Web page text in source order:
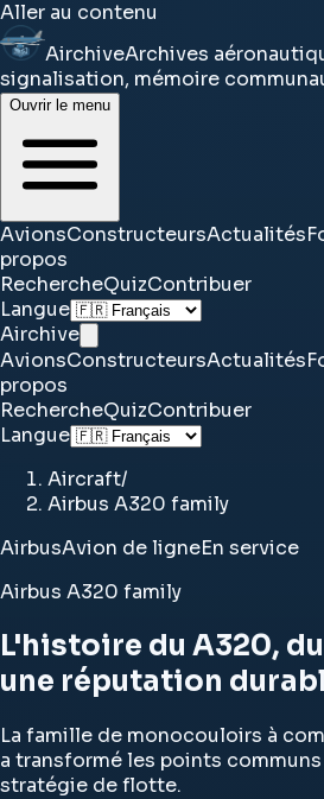
Aller au contenu
AirchiveArchives
signalisation, mémoire
Ouvrir le menu
AvionsConstructeursActualités
propos
RechercheQuizContribuer
Langue
Airchive
AvionsConstructeursActualités
propos
RechercheQuizContribuer
Langue
Aircraft/
Airbus A320 family
AirbusAvion de ligneEn service
Airbus A320 family
L'histoire du A320,
une réputation
La famille de monocouloirs à
a transformé les points
stratégie de flotte.